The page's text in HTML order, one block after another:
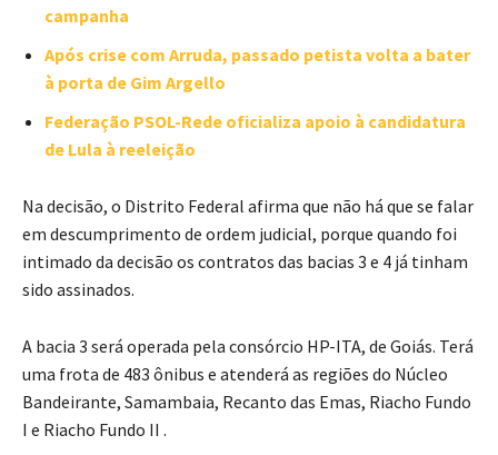
campanha
Após crise com Arruda, passado petista volta a bater
à porta de Gim Argello
Federação PSOL-Rede oficializa apoio à candidatura
de Lula à reeleição
Na decisão, o Distrito Federal afirma que não há que se falar
em descumprimento de ordem judicial, porque quando foi
intimado da decisão os contratos das bacias 3 e 4 já tinham
sido assinados.
A bacia 3 será operada pela consórcio HP-ITA, de Goiás. Terá
uma frota de 483 ônibus e atenderá as regiões do Núcleo
Bandeirante, Samambaia, Recanto das Emas, Riacho Fundo
I e Riacho Fundo II .